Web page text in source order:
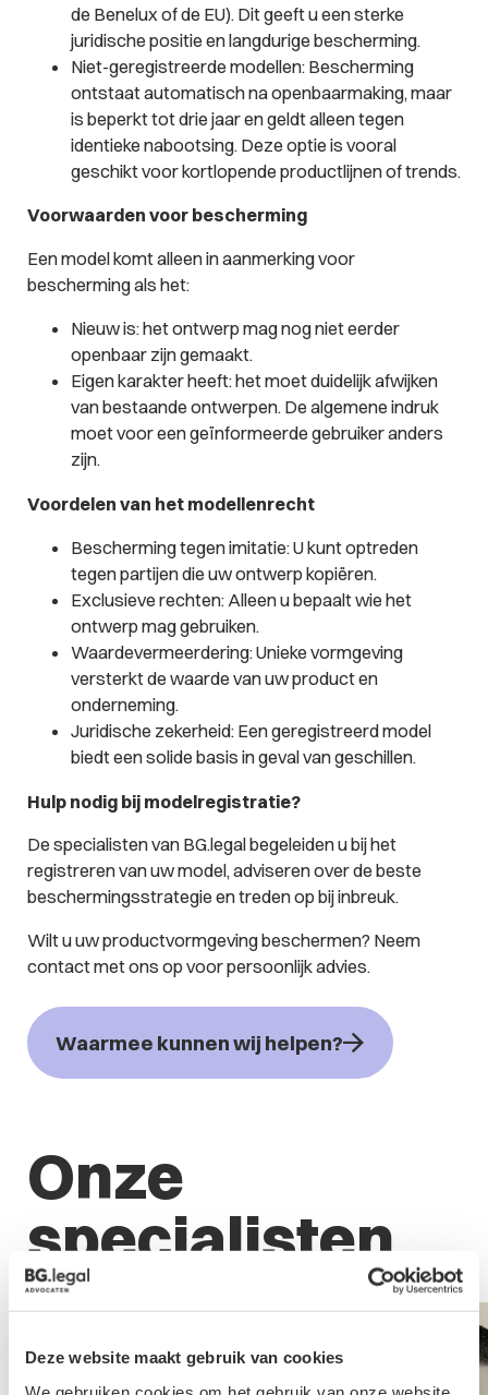
Deze website maakt gebruik van cookies
de Benelux of de EU). Dit geeft u een sterke
juridische positie en langdurige bescherming.
Niet-geregistreerde modellen: Bescherming
ontstaat automatisch na openbaarmaking, maar
is beperkt tot drie jaar en geldt alleen tegen
identieke nabootsing. Deze optie is vooral
geschikt voor kortlopende productlijnen of trends.
Voorwaarden voor bescherming
Een model komt alleen in aanmerking voor
bescherming als het:
Nieuw is: het ontwerp mag nog niet eerder
openbaar zijn gemaakt.
Eigen karakter heeft: het moet duidelijk afwijken
van bestaande ontwerpen. De algemene indruk
moet voor een geïnformeerde gebruiker anders
zijn.
Voordelen van het modellenrecht
Bescherming tegen imitatie: U kunt optreden
tegen partijen die uw ontwerp kopiëren.
Exclusieve rechten: Alleen u bepaalt wie het
ontwerp mag gebruiken.
Waardevermeerdering: Unieke vormgeving
versterkt de waarde van uw product en
onderneming.
Juridische zekerheid: Een geregistreerd model
biedt een solide basis in geval van geschillen.
Hulp nodig bij modelregistratie?
De specialisten van BG.legal begeleiden u bij het
registreren van uw model, adviseren over de beste
beschermingsstrategie en treden op bij inbreuk.
Wilt u uw productvormgeving beschermen? Neem
contact met ons op voor persoonlijk advies.
Waarmee kunnen wij helpen?
Onze
specialisten